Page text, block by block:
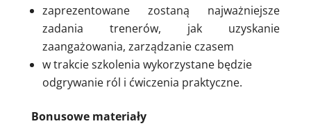
zaprezentowane zostaną najważniejsze
zadania trenerów, jak uzyskanie
zaangażowania, zarządzanie czasem
w trakcie szkolenia wykorzystane będzie
odgrywanie ról i ćwiczenia praktyczne.
Bonusowe materiały